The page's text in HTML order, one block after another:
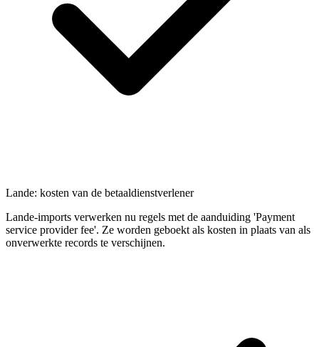
Lande: kosten van de betaaldienstverlener
Lande-imports verwerken nu regels met de aanduiding 'Payment
service provider fee'. Ze worden geboekt als kosten in plaats van als
onverwerkte records te verschijnen.